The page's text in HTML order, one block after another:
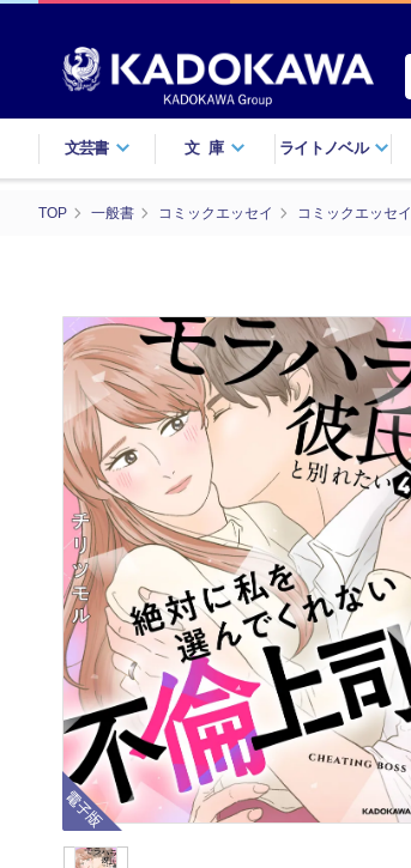
文芸書 文庫 ライトノベル
TOP 一般書 コミックエッセイ コミックエッセイ
電子版